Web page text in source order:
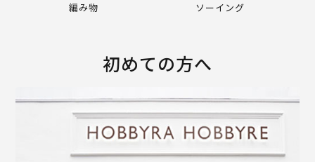
編み物 ソーイング
初めての方へ